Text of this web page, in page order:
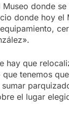
donde
donde hoy el
hay que
tenemos
el lugar